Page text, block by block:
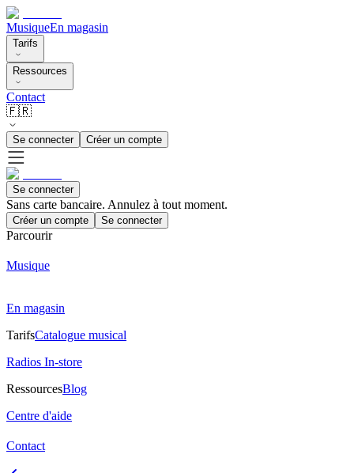
MusiqueEn magasin
Tarifs
Ressources
Contact
🇫🇷
Se connecter Créer un compte
Se connecter
Sans carte bancaire. Annulez à tout moment.
Créer un compte Se connecter
Parcourir
Musique
En magasin
TarifsCatalogue musical
Radios In-store
RessourcesBlog
Centre d'aide
Contact